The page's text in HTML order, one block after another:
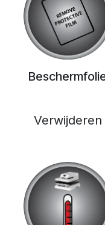
Verwijderen